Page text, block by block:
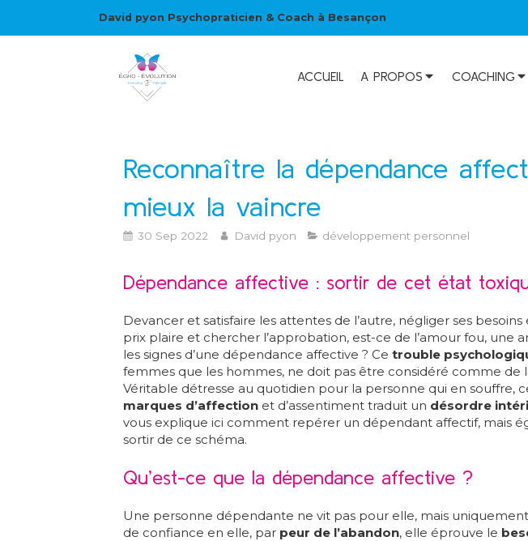
David pyon Psychopraticien & Coach à Besançon
ACCUEIL A PROPOS COACHING
Reconnaître la dépendance
mieux la vaincre
30 Sep 2022 David pyon développement personnel
Dépendance affective : sortir de cet état
Devancer et satisfaire les attentes de l’autre, négliger ses besoins
prix plaire et chercher l’approbation, est-ce de l’amour fou, une
les signes d’une dépendance affective ? Ce trouble
femmes que les hommes, ne doit pas être considéré comme de
Véritable détresse au quotidien pour la personne qui en souffre,
marques d’affection et d’assentiment traduit un désordre
vous explique ici comment repérer un dépendant affectif, mais
sortir de ce schéma.
Qu’est-ce que la dépendance affective ?
Une personne dépendante ne vit pas pour elle, mais
de confiance en elle, par peur de l’abandon, elle éprouve le